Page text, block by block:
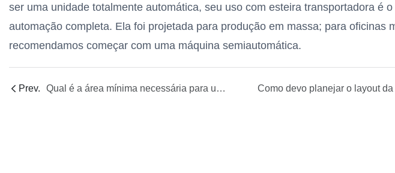
ser uma unidade totalmente automática, seu uso com esteira transportadora é
automação completa. Ela foi projetada para produção em massa; para oficinas
recomendamos começar com uma máquina semiautomática.
Prev. Qual é a área mínima necessária para uma linha de produção de velas totalmente automática da Yide?